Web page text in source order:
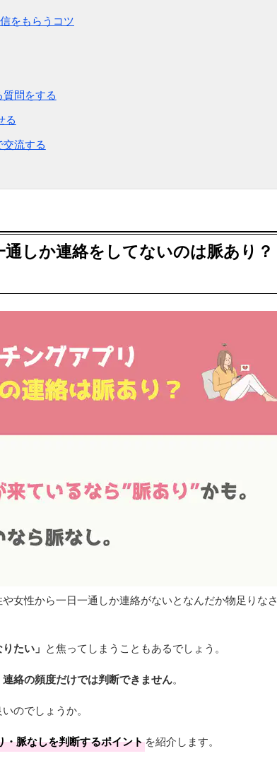
をもらうコツ
問をする
る
流する
しか連絡をしてないのは脈あり？
女性から一日一通しか連絡がないとなんだか物足りなさ
たい」 と焦ってしまうこともあるでしょう。
絡の頻度だけでは判断できません。
のでしょうか。
脈なしを判断するポイントを紹介します。